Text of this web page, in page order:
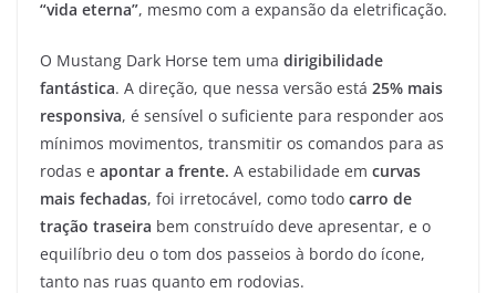
“vida eterna”, mesmo com a expansão da eletrificação.
O Mustang Dark Horse tem uma dirigibilidade
fantástica. A direção, que nessa versão está 25% mais
responsiva, é sensível o suficiente para responder aos
mínimos movimentos, transmitir os comandos para as
rodas e apontar a frente. A estabilidade em curvas
mais fechadas, foi irretocável, como todo carro de
tração traseira bem construído deve apresentar, e o
equilíbrio deu o tom dos passeios à bordo do ícone,
tanto nas ruas quanto em rodovias.